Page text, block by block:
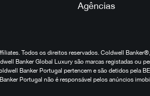
Agências
Todos os direitos reservados. Coldwell
Banker Global Luxury são marcas registadas ou
Banker Portugal pertencem e são detidos pela
Portugal não é responsável pelos anúncios